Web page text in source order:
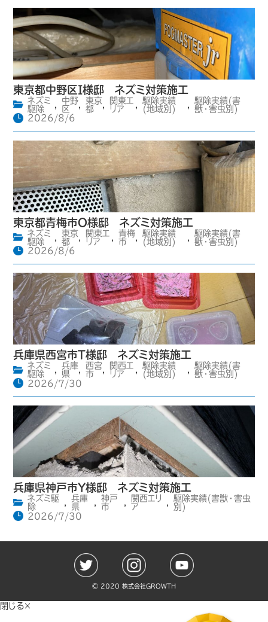
東京都中野区I様邸 ネズミ対策施工
ネズミ
駆除
中野
区
東京
都
関東エ
リア
駆除実績
(地域別)
駆除実績(害
獣・害虫別)
2026/8/6
東京都青梅市O様邸 ネズミ対策施工
ネズミ
駆除
東京
都
関東エ
リア
青梅
市
駆除実績
(地域別)
駆除実績(害
獣・害虫別)
2026/8/6
兵庫県西宮市T様邸 ネズミ対策施工
ネズミ
駆除
,
兵庫
県
,
西宮
市
,
関西エ
リア
,
駆除実績
(地域別)
,
駆除実績(害
獣・害虫別)
2026/7/30
兵庫県神戸市Y様邸 ネズミ対策施工
ネズミ駆
除
,
兵庫
県
,
神戸
市
,
関西エリ
ア
,
駆除実績(害獣・害虫
別)
2026/7/30
©️ 2020 株式会社GROWTH
閉じる×